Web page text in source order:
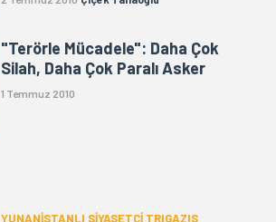
"Terörle Mücadele": Daha Çok
Silah, Daha Çok Paralı Asker
1 Temmuz 2010
YUNANİSTANLI SİYASETÇİ TRIGAZIS